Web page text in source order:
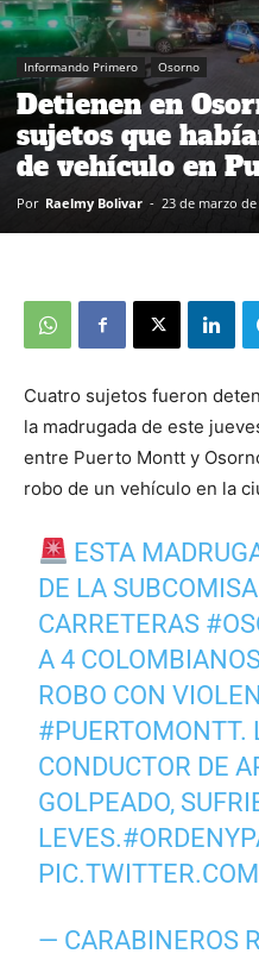
Informando Primero Osorno
Detienen en
sujetos que
de vehículo en
Por Raelmy Bolivar - 23 de marzo de
Cuatro sujetos fueron
la madrugada de este
entre Puerto Montt y
robo de un vehículo en la
ESTA
DE LA
CARRETERAS
A 4
ROBO CON
#PUERTOMONTT.
CONDUCTOR DE
GOLPEADO,
LEVES.
— CARABINEROS